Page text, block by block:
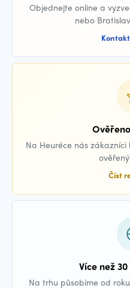
Objednejte online a
nebo
Na Heuréce nás
Číst
Více než
Na trhu působíme od